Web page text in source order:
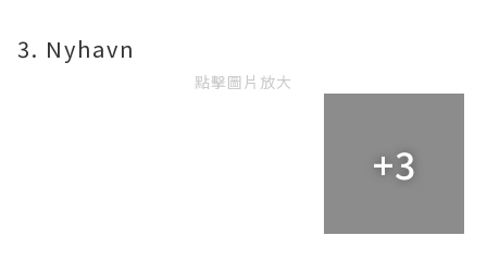
3. Nyhavn
點擊圖片放大
+3